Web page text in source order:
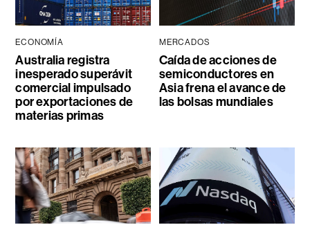
ECONOMÍA
Australia registra
inesperado superávit
comercial impulsado
por exportaciones de
materias primas
MERCADOS
Caída de acciones de
semiconductores en
Asia frena el avance de
las bolsas mundiales